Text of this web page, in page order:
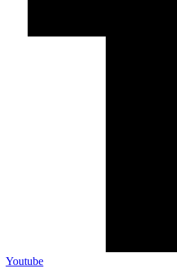
Youtube